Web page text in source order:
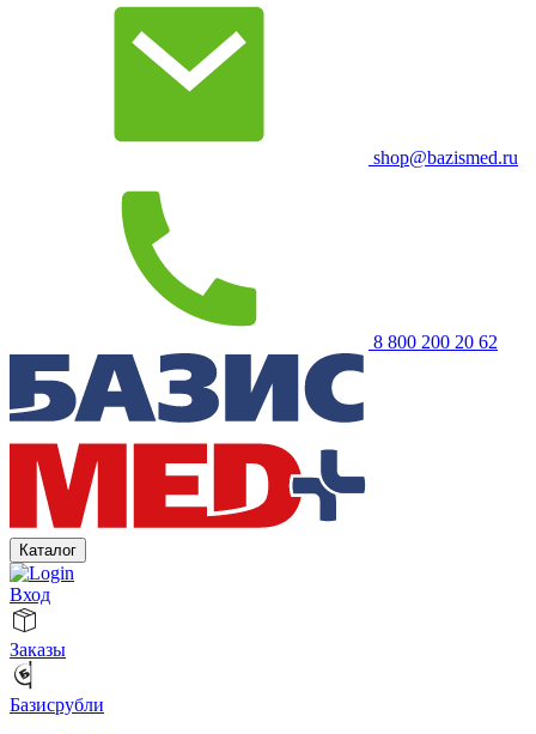
shop@bazismed.ru
8 800 200 20 62
Каталог
Вход
Заказы
Базисрубли